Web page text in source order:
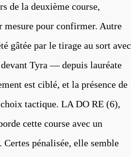
de la deuxième course,
mesure pour confirmer. Autre
gâtée par le tirage au sort avec
Tyra — depuis lauréate
est ciblé, et la présence de
tactique. LA DO RE (6),
cette course avec un
pénalisée, elle semble